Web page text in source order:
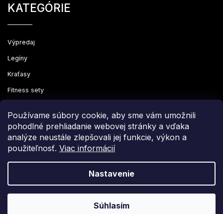
Používame súbory cookie, aby sme vám umožnili
pohodlné prehliadanie webovej stránky a vďaka
analýze neustále zlepšovali jej funkcie, výkon a
použiteľnosť. Viac informácií
Nastavenie
Súhlasím
KATEGÓRIE
Výpredaj
Legíny
Kraťasy
Fitness sety
Vytvoril Shoptet